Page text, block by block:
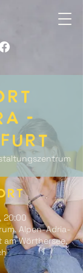
-
20:00
Alpen-Adria-
am Wörthersee,